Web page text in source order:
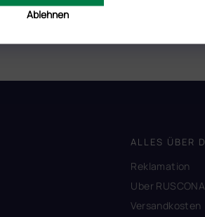
Ablehnen
Farbe voneinander abweichen können.
ALLES ÜBER
Reklamation
Uber RUSCONA
Versandkosten